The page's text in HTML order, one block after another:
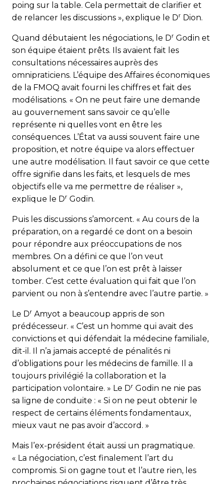
poing sur la table. Cela permettait de clarifier et
de relancer les discussions », explique le Dr Dion.
Quand débutaient les négociations, le Dr Godin et
son équipe étaient prêts. Ils avaient fait les
consultations nécessaires auprès des
omnipraticiens. L’équipe des Affaires économiques
de la FMOQ avait fourni les chiffres et fait des
modélisations. « On ne peut faire une demande
au gouvernement sans savoir ce qu’elle
représente ni quelles vont en être les
conséquences. L’État va aussi souvent faire une
proposition, et notre équipe va alors effectuer
une autre modélisation. Il faut savoir ce que cette
offre signifie dans les faits, et lesquels de mes
objectifs elle va me permettre de réaliser »,
explique le Dr Godin.
Puis les discussions s’amorcent. « Au cours de la
préparation, on a regardé ce dont on a besoin
pour répondre aux préoccupations de nos
membres. On a défini ce que l’on veut
absolument et ce que l’on est prêt à laisser
tomber. C’est cette évaluation qui fait que l’on
parvient ou non à s’entendre avec l’autre partie. »
Le Dr Amyot a beaucoup appris de son
prédécesseur. « C’est un homme qui avait des
convictions et qui défendait la médecine familiale,
dit-il. Il n’a jamais accepté de pénalités ni
d’obligations pour les médecins de famille. Il a
toujours privilégié la collaboration et la
participation volontaire. » Le Dr Godin ne nie pas
sa ligne de conduite : « Si on ne peut obtenir le
respect de certains éléments fondamentaux,
mieux vaut ne pas avoir d’accord. »
Mais l’ex-président était aussi un pragmatique.
« La négociation, c’est finalement l’art du
compromis. Si on gagne tout et l’autre rien, les